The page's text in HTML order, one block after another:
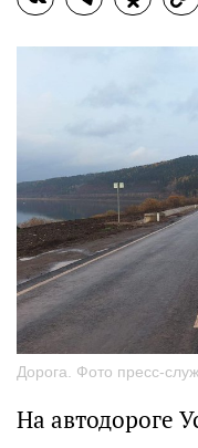
Дорога. Фото пресс-
На автодороге